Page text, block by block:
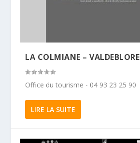
LA COLMIANE – VALDEBLORE
Office du tourisme - 04 93 23 25 90
LIRE LA SUITE